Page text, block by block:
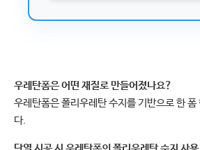
우레탄폼은 어떤 재질로 만들어졌나요?
우레탄폼은 폴리우레탄 수지를 기반으로 한
다.